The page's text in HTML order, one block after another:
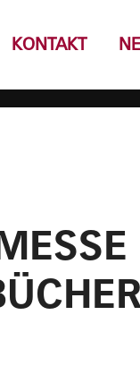
KONTAKT